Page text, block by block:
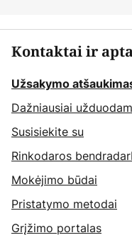
Kontaktai ir
Užsakymo
Dažniausiai
Susisiekite su
Rinkodaros
Mokėjimo būdai
Pristatymo metodai
Grįžimo portalas